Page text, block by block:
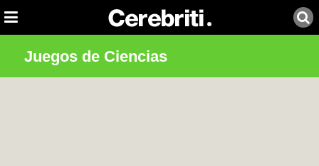
Juegos de Ciencias